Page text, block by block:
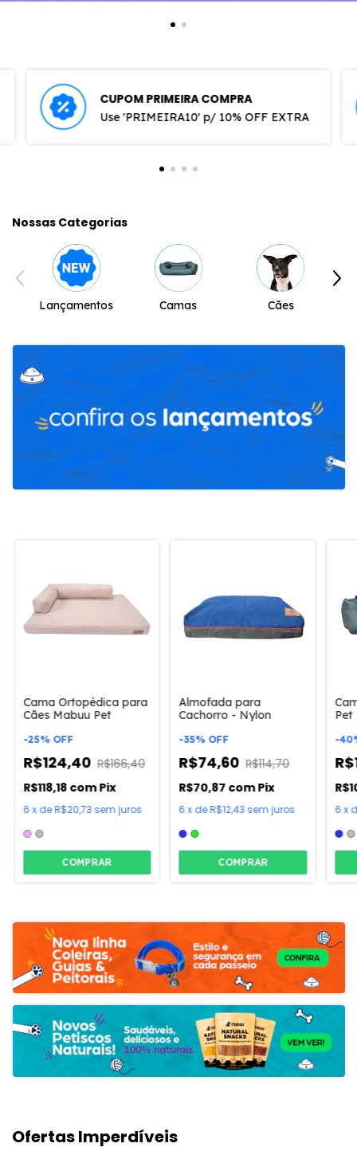
CUPOM PRIMEIRA COMPRA
Use 'PRIMEIRA10' p/ 10% OFF EXTRA
Nossas Categorias
Lançamentos Camas Cães
Cama Ortopédica para
Cães Mabuu Pet
-25% OFF
R$124,40 R$166,40
R$118,18 com Pix
6x deR$20,73 sem juros
COMPRAR
Almofada para
Cachorro - Nylon
-35% OFF
R$74,60 R$114,70
R$70,87 comPix
6 x deR$12,43 sem juros
COMPRAR
Pet
-40
6x
Ofertas Imperdíveis